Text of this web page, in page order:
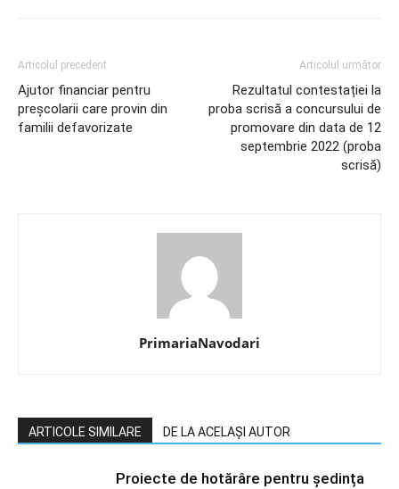
Articolul precedent
Ajutor financiar pentru
preșcolarii care provin din
familii defavorizate
Articolul următor
Rezultatul contestației la
proba scrisă a concursului de
promovare din data de 12
septembrie 2022 (proba
scrisă)
PrimariaNavodari
ARTICOLE SIMILARE DE LA ACELAȘI AUTOR
Proiecte de hotărâre pentru ședința